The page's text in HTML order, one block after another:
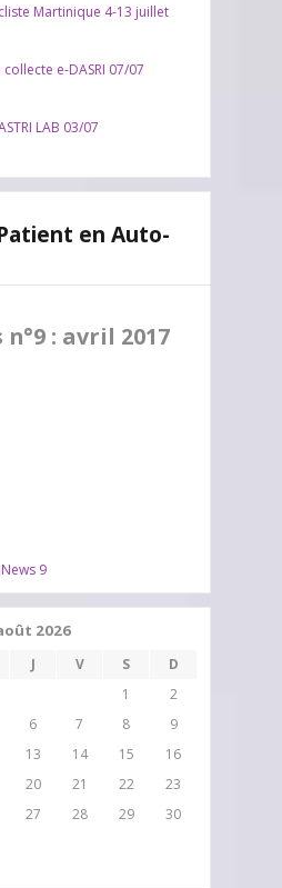
Martinique 4-13 juillet
e-DASRI 07/07
LAB 03/07
en Auto-
: avril 2017
9
2026
J V S
D
1
2
6 7 8
9
13 14 15
16
20 21 22
23
27 28 29
30